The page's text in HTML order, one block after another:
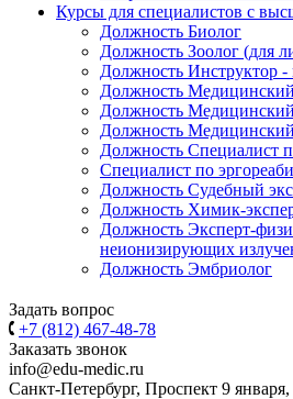
Курсы для специалистов с
Должность Биолог
Должность Зоолог (для
Должность Инструктор -
Должность
Должность
Должность
Должность Специалист
Специалист по
Должность Судебный
Должность Химик-
Должность Эксперт-
неионизирующих
Должность Эмбриолог
Задать вопрос
+7 (812) 467-48-78
Заказать звонок
info@edu-medic.ru
Санкт-Петербург, Проспект 9 января,